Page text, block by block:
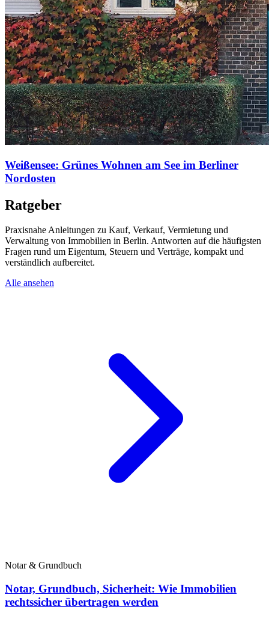
Weißensee: Grünes Wohnen am See im Berliner
Nordosten
Ratgeber
Praxisnahe Anleitungen zu Kauf, Verkauf, Vermietung und
Verwaltung von Immobilien in Berlin. Antworten auf die häufigsten
Fragen rund um Eigentum, Steuern und Verträge, kompakt und
verständlich aufbereitet.
Alle ansehen
Notar & Grundbuch
Notar, Grundbuch, Sicherheit: Wie Immobilien
rechtssicher übertragen werden